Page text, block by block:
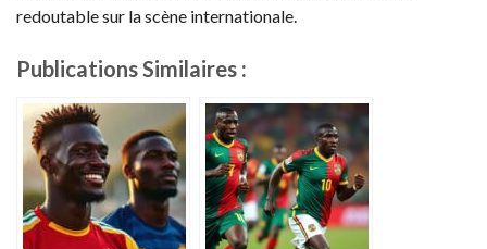
redoutable sur la scène internationale.
Publications Similaires :